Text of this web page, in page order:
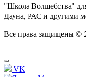
"Школа Волшебства"
Дауна, РАС и другими
Все права защищены ©
and
VK